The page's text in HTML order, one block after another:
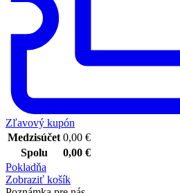
Zľavový kupón
Medzisúčet 0,00 €
Spolu
0,00 €
Pokladňa
Zobraziť košík